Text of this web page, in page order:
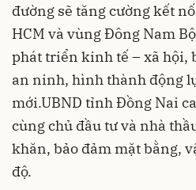
đường sẽ tăng cường kết
HCM và vùng Đông Nam
phát triển kinh tế – xã hội,
an ninh, hình thành động
mới.UBND tỉnh Đồng Nai
cùng chủ đầu tư và nhà
khăn, bảo đảm mặt bằng,
độ.